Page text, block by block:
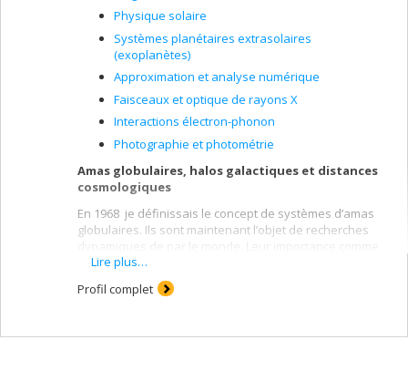
Physique solaire
Systèmes planétaires extrasolaires
(exoplanètes)
Approximation et analyse numérique
Faisceaux et optique de rayons X
Interactions électron-phonon
Photographie et photométrie
Amas globulaires, halos galactiques et distances
cosmologiques
En 1968 je définissais le concept de systèmes d’amas
globulaires. Ils sont maintenant l’objet de recherches
dynamiques de par le monde. Leur importance comme
indicateurs de distances cosmologiques est bien
établie. Ils nous aident aussi à comprendre la formation
et l’évolution des galaxies.
optique adaptative
Lire plus…
Profil complet